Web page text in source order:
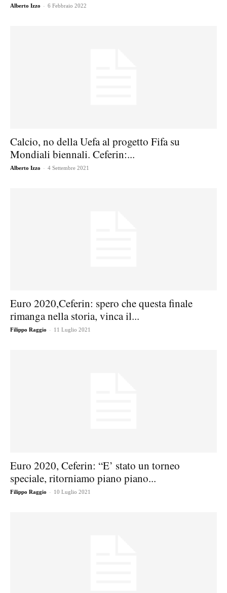
Alberto Izzo - 6 Febbraio 2022
Calcio, no della Uefa al progetto Fifa su
Mondiali biennali. Ceferin:...
Alberto Izzo - 4 Settembre 2021
Euro 2020,Ceferin: spero che questa finale
rimanga nella storia, vinca il...
Filippo Raggio - 11 Luglio 2021
Euro 2020, Ceferin: “E’ stato un torneo
speciale, ritorniamo piano piano...
Filippo Raggio - 10 Luglio 2021